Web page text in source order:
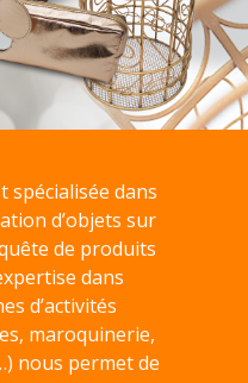
spécialisée dans
d’objets sur
de produits
dans
d’activités
maroquinerie,
nous permet de